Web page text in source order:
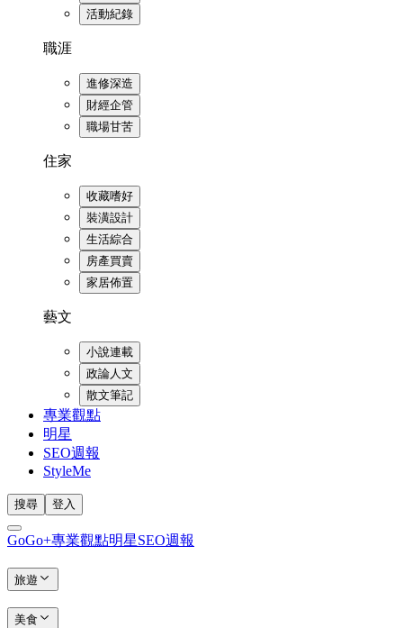
活動紀錄
職涯
進修深造
財經企管
職場甘苦
住家
收藏嗜好
裝潢設計
生活綜合
房產買賣
家居佈置
藝文
小說連載
政論人文
散文筆記
專業觀點
明星
SEO週報
StyleMe
搜尋 登入
GoGo+專業觀點明星SEO週報
旅遊
美食